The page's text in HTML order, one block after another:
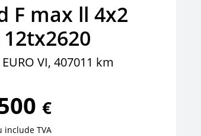
F max ll 4x2
VI, 407011 km
€
include TVA